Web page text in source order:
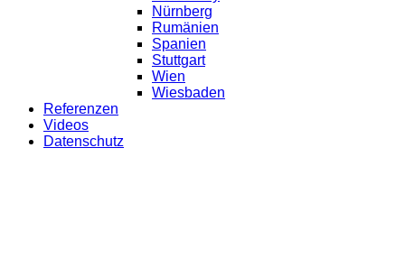
Nürnberg
Rumänien
Spanien
Stuttgart
Wien
Wiesbaden
Referenzen
Videos
Datenschutz